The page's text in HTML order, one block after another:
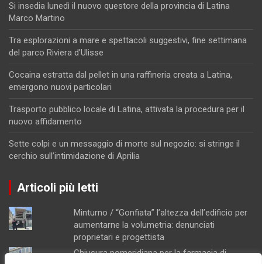
Si insedia lunedì il nuovo questore della provincia di Latina
Marco Martino
Tra esplorazioni a mare e spettacoli suggestivi, fine settimana
del parco Riviera d’Ulisse
Cocaina estratta dal pellet in una raffineria creata a Latina,
emergono nuovi particolari
Trasporto pubblico locale di Latina, attivata la procedura per il
nuovo affidamento
Sette colpi e un messaggio di morte sul negozio: si stringe il
cerchio sull’intimidazione di Aprilia
Articoli più letti
Minturno / “Gonfiata” l’altezza dell’edificio per
aumentarne la volumetria: denunciati
proprietari e progettista
Chiusura pomeridiana per la farmacia di